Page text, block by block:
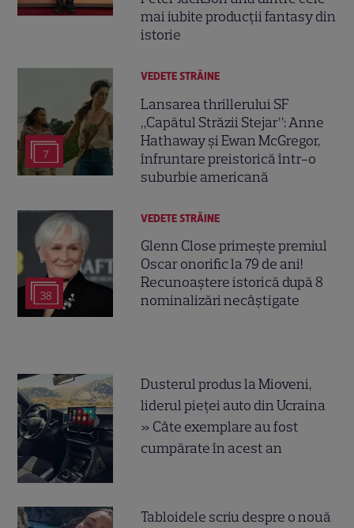
mai iubite producții fantasy din
istorie
7
VEDETE STRĂINE
Lansarea thrillerului SF
„Capătul Străzii Stejar”: Anne
Hathaway și Ewan McGregor,
înfruntare preistorică într-o
suburbie americană
38
VEDETE STRĂINE
Glenn Close primește premiul
Oscar onorific la 79 de ani!
Recunoaștere istorică după 8
nominalizări necâștigate
Dusterul produs la Mioveni,
liderul pieței auto din Ucraina
» Câte exemplare au fost
cumpărate în acest an
Tabloidele scriu despre o nouă